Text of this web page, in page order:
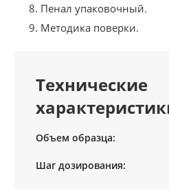
Пенал упаковочный.
Методика поверки.
Технические
Объем образца:
Шаг дозирования: